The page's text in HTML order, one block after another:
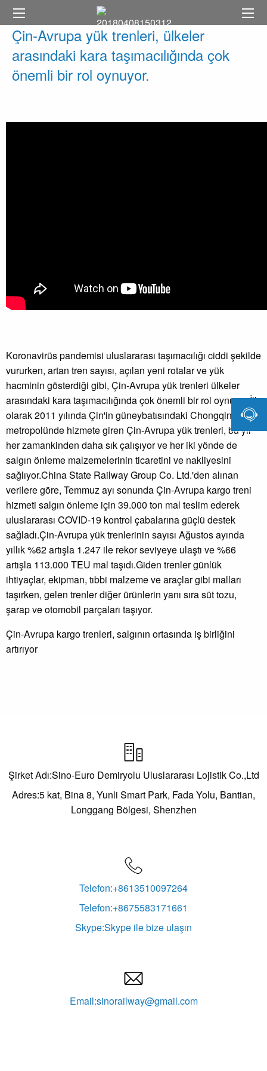
Çin-Avrupa yük trenleri, ülkeler
arasındaki kara taşımacılığında çok
önemli bir rol oynuyor.
Koronavirüs pandemisi uluslararası taşımacılığı ciddi şekilde
vururken, artan tren sayısı, açılan yeni rotalar ve yük
hacminin gösterdiği gibi, Çin-Avrupa yük trenleri ülkeler
arasındaki kara taşımacılığında çok önemli bir rol oynuyor.İlk
olarak 2011 yılında Çin'in güneybatısındaki Chongqing
metropolünde hizmete giren Çin-Avrupa yük trenleri, bu yıl
her zamankinden daha sık çalışıyor ve her iki yönde de
salgın önleme malzemelerinin ticaretini ve nakliyesini
sağlıyor.China State Railway Group Co. Ltd.'den alınan
verilere göre, Temmuz ayı sonunda Çin-Avrupa kargo treni
hizmeti salgın önleme için 39.000 ton mal teslim ederek
uluslararası COVID-19 kontrol çabalarına güçlü destek
sağladı.Çin-Avrupa yük trenlerinin sayısı Ağustos ayında
yıllık %62 artışla 1.247 ile rekor seviyeye ulaştı ve %66
artışla 113.000 TEU mal taşıdı.Giden trenler günlük
ihtiyaçlar, ekipman, tıbbi malzeme ve araçlar gibi malları
taşırken, gelen trenler diğer ürünlerin yanı sıra süt tozu,
şarap ve otomobil parçaları taşıyor.
Çin-Avrupa kargo trenleri, salgının ortasında iş birliğini
artırıyor

Şirket Adı:Sino-Euro Demiryolu Uluslararası Lojistik Co.,Ltd
Adres:5 kat, Bina 8, Yunli Smart Park, Fada Yolu, Bantian,
Longgang Bölgesi, Shenzhen

Telefon:+8613510097264
Telefon:+8675583171661
Skype:Skype ile bize ulaşın

Email:sinorailway@gmail.com
